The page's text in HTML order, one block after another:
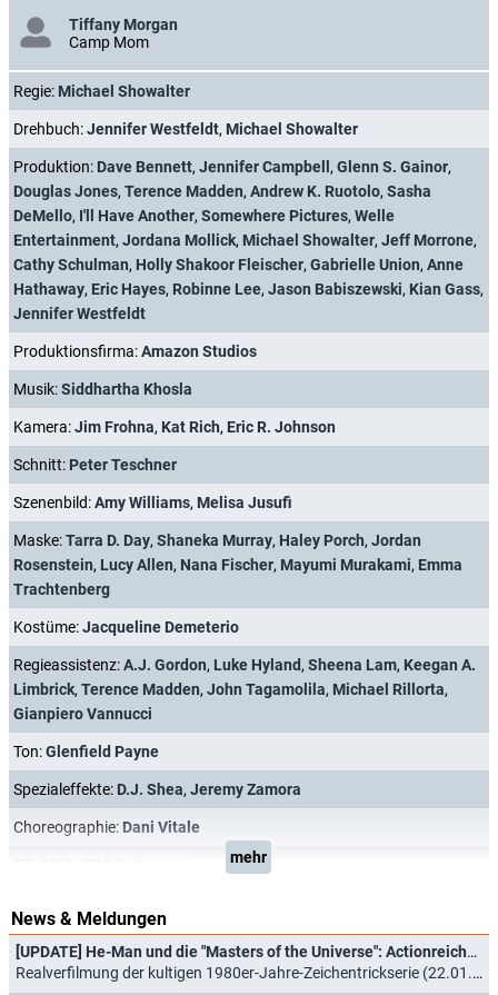
Tiffany Morgan
Camp Mom
Regie: Michael Showalter
Drehbuch:Jennifer Westfeldt, Michael Showalter
Produktion: Dave Bennett, Jennifer Campbell , Glenn S. Gainor,
Douglas Jones, Terence Madden, Andrew K. Ruotolo, Sasha
DeMello, I'll Have Another, Somewhere Pictures, Welle
Entertainment, Jordana Mollick, Michael Showalter, Jeff Morrone,
Cathy Schulman, Holly Shakoor Fleischer, Gabrielle Union, Anne
Hathaway, Eric Hayes, Robinne Lee, Jason Babiszewski, Kian Gass,
Jennifer Westfeldt
Produktionsfirma:Amazon Studios
Musik:Siddhartha Khosla
Kamera:Jim Frohna, Kat Rich, Eric R. Johnson
Schnitt: Peter Teschner
Szenenbild:Amy Williams, Melisa Jusufi
Maske:Tarra D. Day, Shaneka Murray, Haley Porch, Jordan
Rosenstein, Lucy Allen, Nana Fischer, Mayumi Murakami, Emma
Trachtenberg
Kostüme:Jacqueline Demeterio
Regieassistenz:A.J. Gordon, Luke Hyland , Sheena Lam, Keegan A.
Limbrick, Terence Madden, John Tagamolila, Michael Rillorta,
Gianpiero Vannucci
Ton:Glenfield Payne
Spezialeffekte: D.J. Shea, Jeremy Zamora
Choreographie: Dani Vitale
mehr
News & Meldungen
[UPDATE] He-Man und die "Masters of the Universe": Actionreicher Trailer zum neuen Kinofilm
Realverfilmung der kultigen 1980er-Jahre-Zeichentrickserie (22.01.2026)